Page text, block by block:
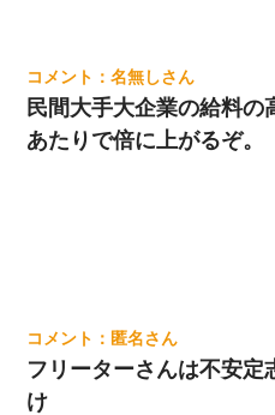
名無し
民間大手大企業の給料の
あたりで倍に上がるぞ。
匿名
フリーターさんは不安定
け